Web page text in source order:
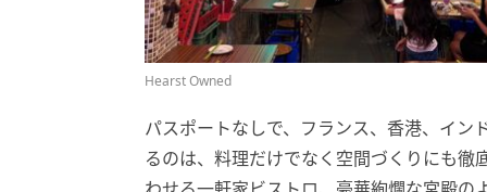
Hearst Owned
パスポートなしで、フランス、香港、イン
るのは、料理だけでなく空間づくりにも徹